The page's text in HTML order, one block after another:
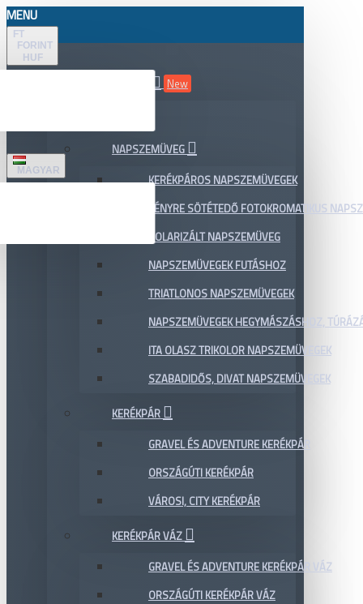
MENU
FT
FORINT
HUF
MAGYAR
New
NAPSZEMÜVEG
KERÉKPÁROS NAPSZEMÜVEGEK
FÉNYRE SÖTÉTEDŐ FOTOKROMATIKUS
POLARIZÁLT NAPSZEMÜVEG
NAPSZEMÜVEGEK FUTÁSHOZ
TRIATLONOS NAPSZEMÜVEGEK
NAPSZEMÜVEGEK HEGYMÁSZÁSHOZ,
ITA OLASZ TRIKOLOR NAPSZEMÜVEGEK
SZABADIDŐS, DIVAT NAPSZEMÜVEGEK
KERÉKPÁR
GRAVEL ÉS ADVENTURE KERÉKPÁR
ORSZÁGÚTI KERÉKPÁR
VÁROSI, CITY KERÉKPÁR
KERÉKPÁR VÁZ
GRAVEL ÉS ADVENTURE KERÉKPÁR VÁZ
ORSZÁGÚTI KERÉKPÁR VÁZ